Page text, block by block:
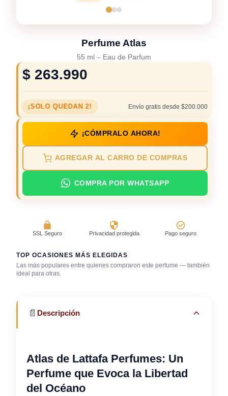
Perfume Atlas
55 ml – Eau de Parfum
$ 263.990
¡SOLO QUEDAN 2! Envío gratis desde $200.000
¡CÓMPRALO AHORA!
AGREGAR AL CARRO DE COMPRAS
COMPRA POR WHATSAPP
SSL Seguro Privacidad protegida Pago seguro
TOP OCASIONES MÁS ELEGIDAS
Las más populares entre quienes compraron este perfume — también
ideal para otras.
Bar / cocteles
Día caluroso /
Salida casual de
📄 Descripción
Atlas de Lattafa Perfumes: Un
Perfume que Evoca la Libertad
del Océano